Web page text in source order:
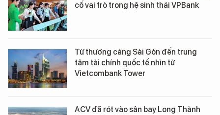
cố vai trò trong hệ sinh thái VPBank
Từ thương cảng Sài Gòn đến trung
tâm tài chính quốc tế nhìn từ
Vietcombank Tower
ACV đã rót vào sân bay Long Thành